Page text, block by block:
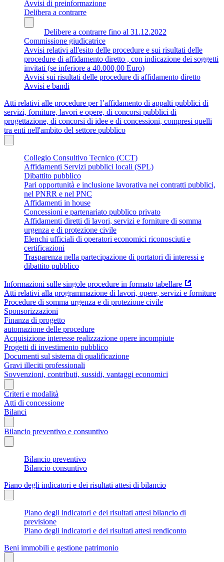
Avvisi di preinformazione
Delibera a contrarre
Delibere a contrarre fino al 31.12.2022
Commissione giudicatrice
Avvisi relativi all'esito delle procedure e sui risultati delle
procedure di affidamento diretto , con indicazione dei soggetti
invitati (se inferiore a 40.000,00 Euro)
Avvisi sui risultati delle procedure di affidamento diretto
Avvisi e bandi
Atti relativi alle procedure per l’affidamento di appalti pubblici di
servizi, forniture, lavori e opere, di concorsi pubblici di
progettazione, di concorsi di idee e di concessioni, compresi quelli
tra enti nell'ambito del settore pubblico
Collegio Consultivo Tecnico (CCT)
Affidamenti Servizi pubblici locali (SPL)
Dibattito pubblico
Pari opportunità e inclusione lavorativa nei contratti pubblici,
nel PNRR e nel PNC
Affidamenti in house
Concessioni e partenariato pubblico privato
Affidamenti diretti di lavori, servizi e forniture di somma
urgenza e di protezione civile
Elenchi ufficiali di operatori economici riconosciuti e
certificazioni
Trasparenza nella partecipazione di portatori di interessi e
dibattito pubblico
Informazioni sulle singole procedure in formato tabellare
Atti relativi alla programmazione di lavori, opere, servizi e forniture
Procedure di somma urgenza e di protezione civile
Sponsorizzazioni
Finanza di progetto
automazione delle procedure
Acquisizione interesse realizzazione opere incompiute
Progetti di investimento pubblico
Documenti sul sistema di qualificazione
Gravi illeciti professionali
Sovvenzioni, contributi, sussidi, vantaggi economici
Criteri e modalità
Atti di concessione
Bilanci
Bilancio preventivo e consuntivo
Bilancio preventivo
Bilancio consuntivo
Piano degli indicatori e dei risultati attesi di bilancio
Piano degli indicatori e dei risultati attesi bilancio di
previsione
Piano degli indicatori e dei risultati attesi rendiconto
Beni immobili e gestione patrimonio